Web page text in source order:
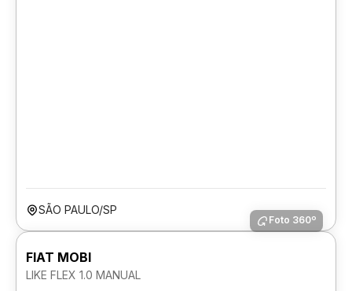
SÃO PAULO/SP
Foto 360º
FIAT MOBI
LIKE FLEX 1.0 MANUAL